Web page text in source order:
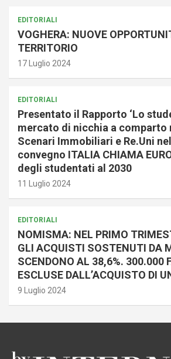
EDITORIALI
VOGHERA: NUOVE
TERRITORIO
17 Luglio 2024
EDITORIALI
Presentato il Rapporto ‘Lo
mercato di nicchia a comparto
Scenari Immobiliari e Re.Uni
convegno ITALIA CHIAMA
degli studentati al 2030
11 Luglio 2024
EDITORIALI
NOMISMA: NEL PRIMO
GLI ACQUISTI SOSTENUTI DA
SCENDONO AL 38,6%. 300.000
ESCLUSE DALL’ACQUISTO DI
9 Luglio 2024